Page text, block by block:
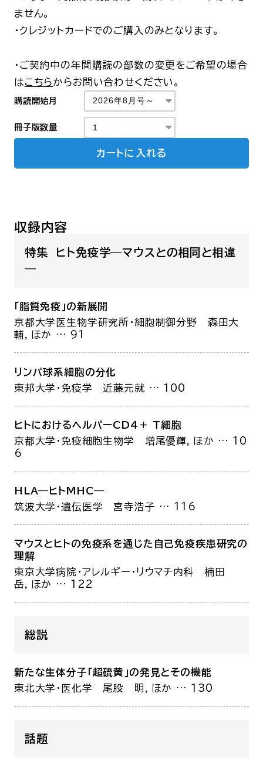
ません。
・クレジットカードでのご購入のみとなります。
・ご契約中の年間購読の部数の変更をご希望の場合
はこちらからお問い合わせください。
購読開始月
冊子版数量
カートに入れる
収録内容
特集 ヒト免疫学―マウスとの相同と相違
―
「脂質免疫」の新展開
京都大学医生物学研究所・細胞制御分野
森田大
輔，ほか
… 91
リンパ球系細胞の分化
東邦大学・免疫学
近藤元就 … 100
ヒトにおけるヘルパーCD4＋ T細胞
京都大学・免疫細胞生物学
増尾優輝，ほか … 10
6
HLA―ヒトMHC―
筑波大学・遺伝医学
宮寺浩子 … 116
マウスとヒトの免疫系を通じた自己免疫疾患研究の
理解
東京大学病院・アレルギー・リウマチ内科
楠田
岳，ほか
… 122
総説
新たな生体分子「超硫黄」の発見とその機能
東北大学・医化学
尾股 明，ほか … 130
話題